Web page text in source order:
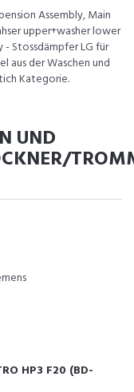
Assembly, Main
upper+washer lower
- Stossdämpfer LG für
aus der Waschen und
Kategorie.
UND
HP3 F20 (BD-